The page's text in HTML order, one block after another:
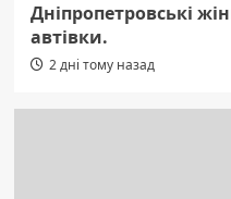
Дніпропетровські
автівки.
2 дні тому назад